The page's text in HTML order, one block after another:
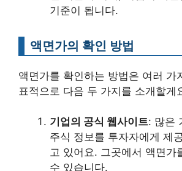
기준이 됩니다.
액면가의 확인 방법
액면가를 확인하는 방법은 여러 가
표적으로 다음 두 가지를 소개할게
기업의 공식 웹사이트: 많은
주식 정보를 투자자에게 제
고 있어요. 그곳에서 액면가
수 있습니다.